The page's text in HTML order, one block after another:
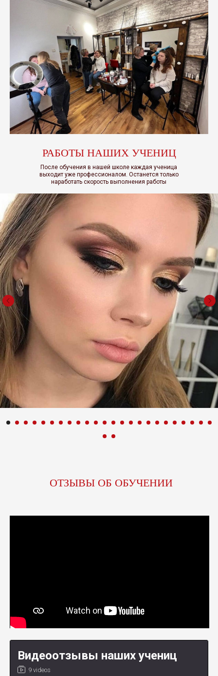
РАБОТЫ НАШИХ УЧЕНИЦ
После обучения в нашей школе каждая ученица
выходит уже профессионалом. Останется только
наработать скорость выполнения работы
ОТЗЫВЫ ОБ ОБУЧЕНИИ
Видеоотзывы наших учениц
9 videos